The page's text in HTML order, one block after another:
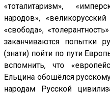
«тоталитаризм»,
народов»,
«свобода»,
заканчиваются попытки
(знати) пойти по пути
вспомнить, что
Ельцина обошёлся
народам Русской